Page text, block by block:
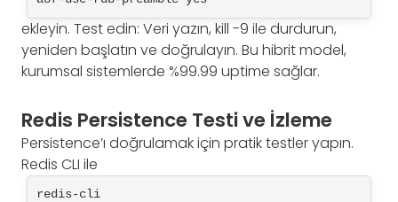
ekleyin. Test edin: Veri yazın, kill -9 ile durdurun,
yeniden başlatın ve doğrulayın. Bu hibrit model,
kurumsal sistemlerde %99.99 uptime sağlar.
Redis Persistence Testi ve İzleme
Persistence’ı doğrulamak için pratik testler yapın.
Redis CLI ile
redis-cli